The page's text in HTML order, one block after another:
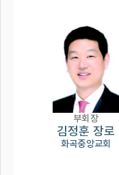
부회장
김정훈 장로
화곡중앙교회